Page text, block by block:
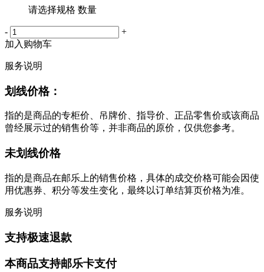
请选择规格 数量
-
+
加入购物车
服务说明
划线价格：
指的是商品的专柜价、吊牌价、指导价、正品零售价或该商品
曾经展示过的销售价等，并非商品的原价，仅供您参考。
未划线价格
指的是商品在邮乐上的销售价格，具体的成交价格可能会因使
用优惠券、积分等发生变化，最终以订单结算页价格为准。
服务说明
支持极速退款
本商品支持邮乐卡支付